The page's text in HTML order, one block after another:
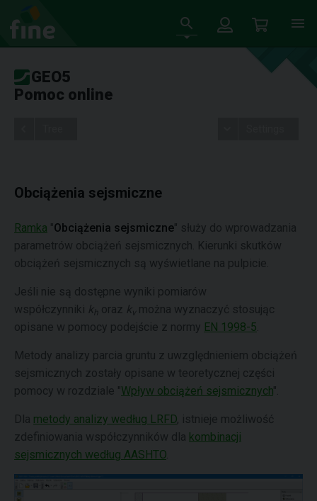
GEO5
Pomoc online
Obciążenia sejsmiczne
Ramka "Obciążenia sejsmiczne" służy do wprowadzania
parametrów obciążeń sejsmicznych. Kierunki skutków
obciążeń sejsmicznych są wyświetlane na pulpicie.
Jeśli nie są dostępne wyniki pomiarów
współczynniki kh oraz k v można wyznaczyć stosując
opisane w pomocy podejście z normy EN 1998-5
Metody analizy parcia gruntu z uwzględnieniem obciążeń
sejsmicznych zostały opisane w teoretycznej części
pomocy w rozdziale "Wpływ obciążeń sejsmicznych".
Dla metody analizy według LRFD, istnieje możliwość
zdefiniowania współczynników dla kombinacji
sejsmicznych według AASHTO